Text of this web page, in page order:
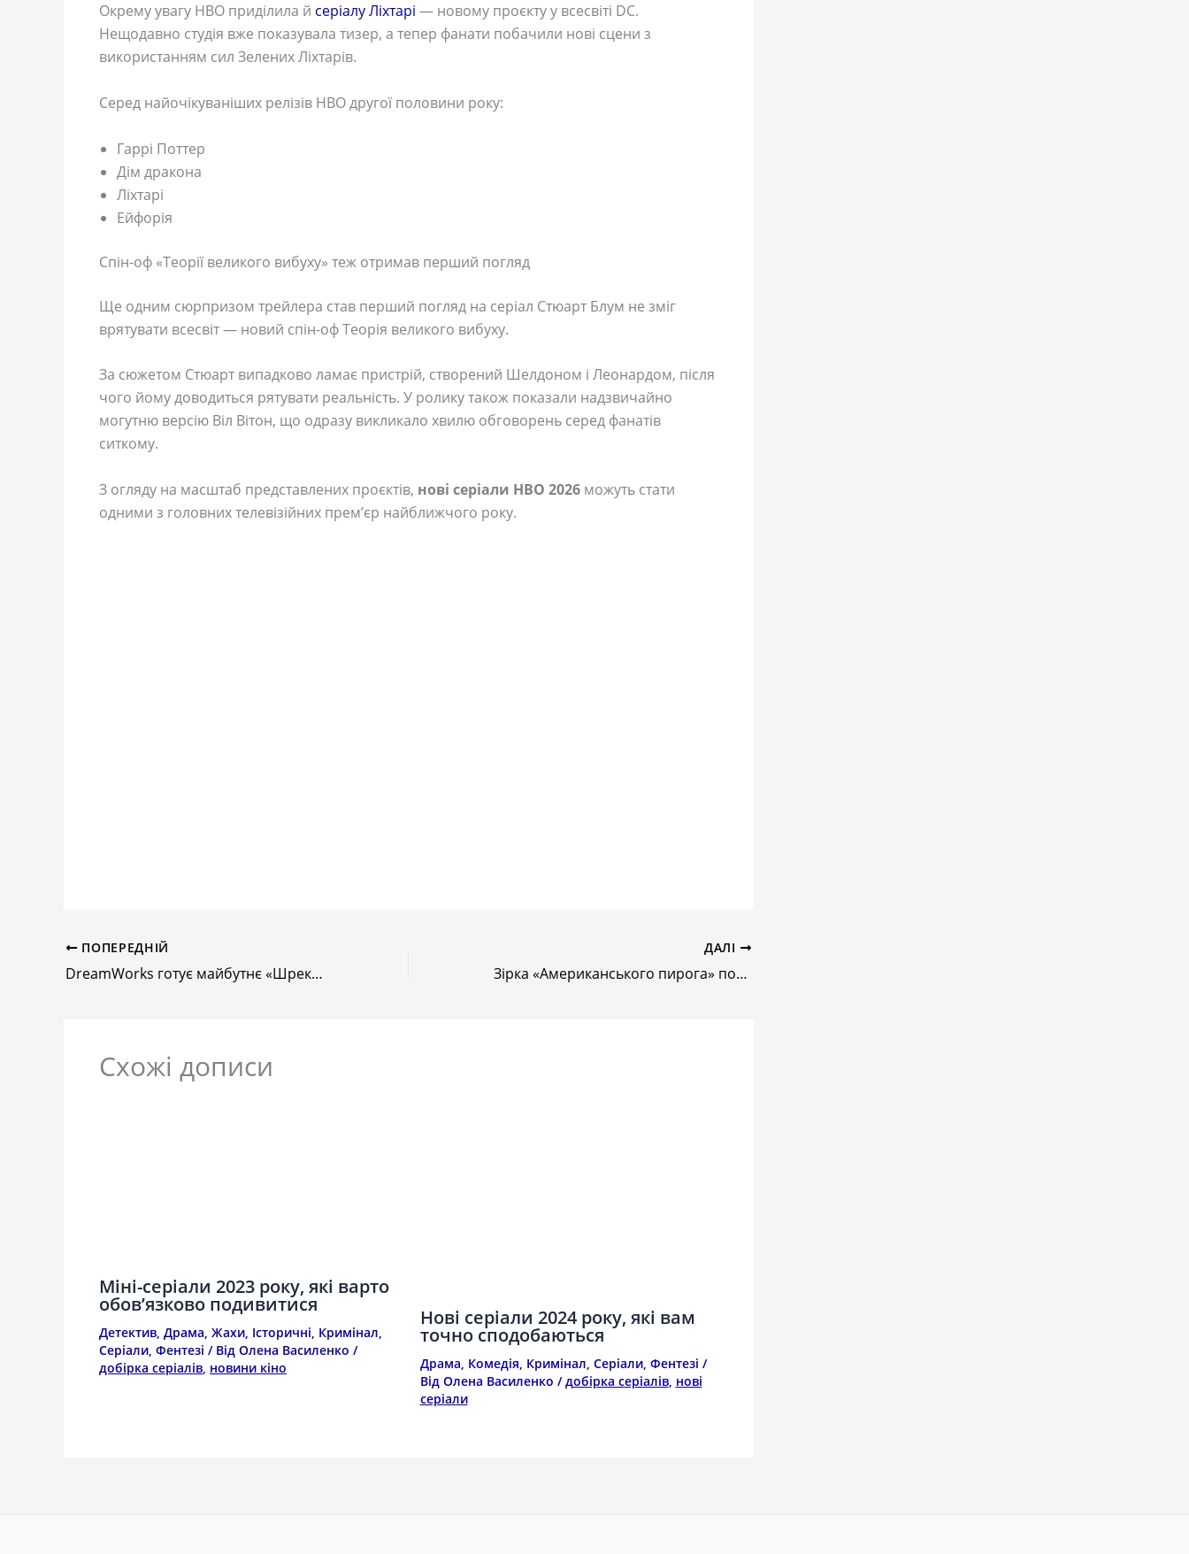
Окрему увагу HBO приділила й серіалу Ліхтарі — новому проєкту у всесвіті DC.
Нещодавно студія вже показувала тизер, а тепер фанати побачили нові сцени з
використанням сил Зелених Ліхтарів.
Серед найочікуваніших релізів HBO другої половини року:
Гаррі Поттер
Дім дракона
Ліхтарі
Ейфорія
Спін-оф «Теорії великого вибуху» теж отримав перший погляд
Ще одним сюрпризом трейлера став перший погляд на серіал Стюарт Блум не зміг
врятувати всесвіт — новий спін-оф Теорія великого вибуху.
За сюжетом Стюарт випадково ламає пристрій, створений Шелдоном і Леонардом, після
чого йому доводиться рятувати реальність. У ролику також показали надзвичайно
могутню версію Віл Вітон, що одразу викликало хвилю обговорень серед фанатів
ситкому.
З огляду на масштаб представлених проєктів, нові серіали HBO 2026 можуть стати
одними з головних телевізійних прем’єр найближчого року.
ПОПЕРЕДНІЙ
DreamWorks готує майбутнє «Шрека»: після п’ятої частини франшиза не завершиться
ДАЛІ
Зірка «Американського пирога» повертається у підліткову комедію з психоделічним сюжетом
Схожі дописи
Міні-серіали 2023 року, які варто
обов’язково подивитися
Детектив, Драма, Жахи, Історичні, Кримінал,
Серіали, Фентезі / Від Олена Василенко /
добірка серіалів, новини кіно
Нові серіали 2024 року, які вам
точно сподобаються
Драма, Комедія, Кримінал, Серіали, Фентезі /
Від Олена Василенко /добірка серіалів, нові
серіали